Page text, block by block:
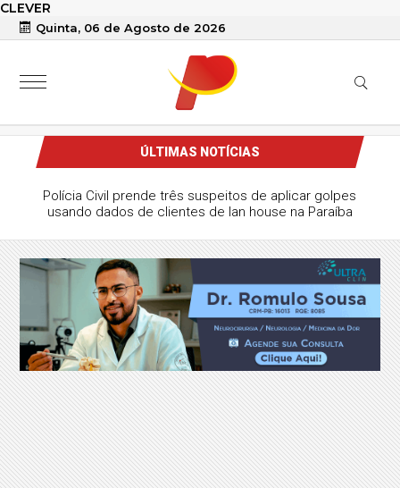
CLEVER
Quinta, 06 de Agosto de 2026
ÚLTIMAS NOTÍCIAS
Polícia Civil prende três suspeitos de aplicar golpes
usando dados de clientes de lan house na Paraíba